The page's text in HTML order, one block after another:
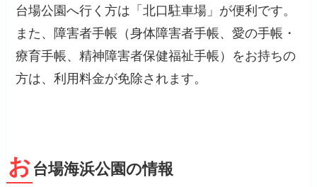
台場公園へ行く方は「北口駐車場」が便利です。
また、障害者手帳（身体障害者手帳、愛の手帳・
療育手帳、精神障害者保健福祉手帳）をお持ちの
方は、利用料金が免除されます。
お 台場海浜公園の情報